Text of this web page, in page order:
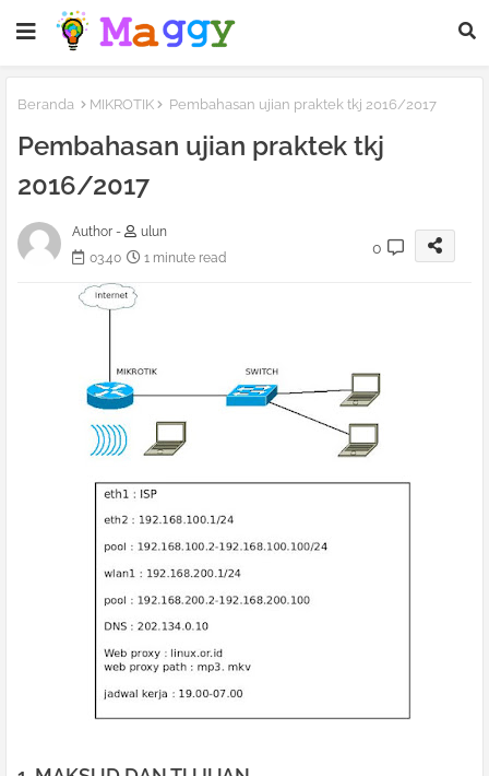
Beranda MIKROTIK Pembahasan ujian praktek tkj 2016/2017
Pembahasan ujian praktek tkj
2016/2017
Author -
ulun
03.40
1 minute read
0